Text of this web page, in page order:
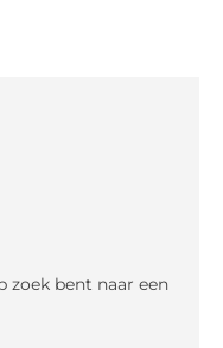
zoek bent naar een